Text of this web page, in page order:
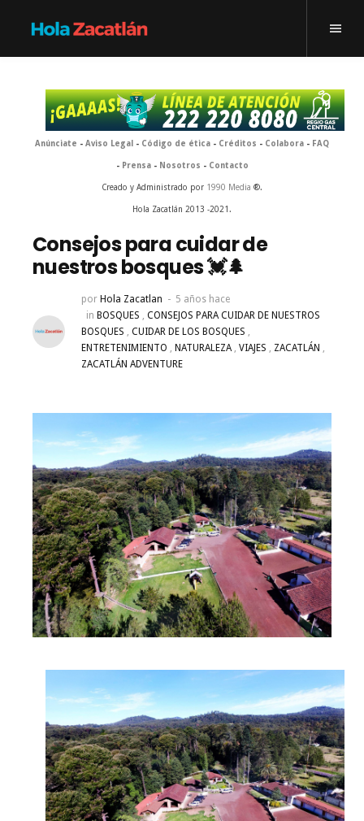
Anúnciate - Aviso Legal - Código de ética - Créditos - Colabora - FAQ
- Prensa- Nosotros - Contacto
Creado y Administrado por 1990 Media ®.
Hola Zacatlán 2013 -2021.
Consejos para cuidar de
nuestros bosques 💓🌲
por Hola Zacatlan
5 años hace
in BOSQUES , CONSEJOS PARA CUIDAR DE NUESTROS
BOSQUES , CUIDAR DE LOS BOSQUES ,
ENTRETENIMIENTO , NATURALEZA, VIAJES , ZACATLÁN ,
ZACATLÁN ADVENTURE